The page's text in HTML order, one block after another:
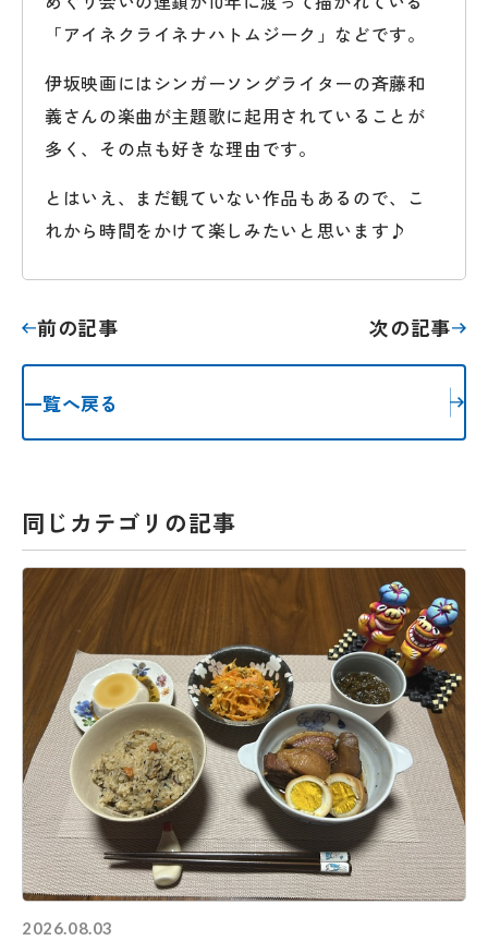
「アイネクライネナハトムジーク」などです。
伊坂映画にはシンガーソングライターの斉藤和
義さんの楽曲が主題歌に起用されていることが
多く、その点も好きな理由です。
とはいえ、まだ観ていない作品もあるので、こ
れから時間をかけて楽しみたいと思います♪
前の記事 次の記事
一覧へ戻る
同じカテゴリの記事
2026.08.03